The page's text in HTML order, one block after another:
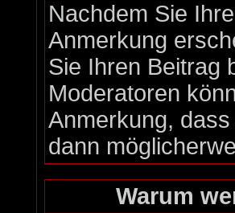
Nachdem Sie
Anmerkung
Sie Ihren Beitrag
Moderatoren
Anmerkung,
dann
Warum